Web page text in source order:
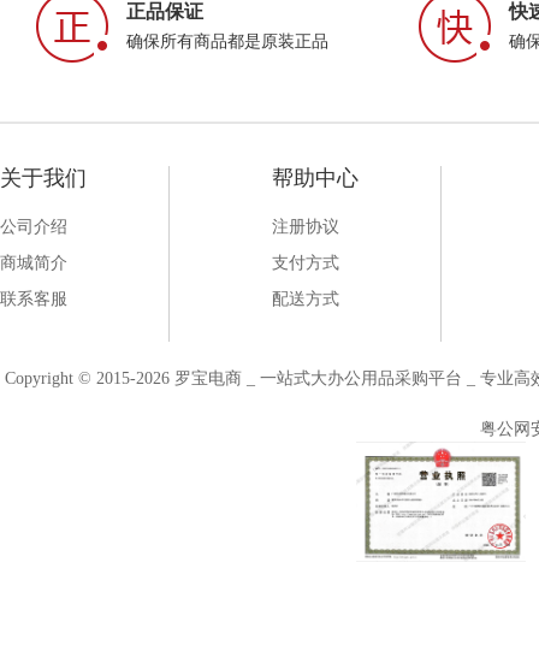
正品保证
确保所有商品都是原装正品
快
确
关于我们
公司介绍
商城简介
联系客服
帮助中心
注册协议
支付方式
配送方式
Copyright © 2015-2026 罗宝电商 _ 一站式大办公用品采购平台 _ 专业
粤公网